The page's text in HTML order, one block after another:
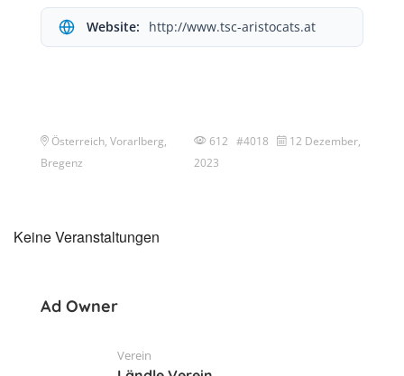
Website: http://www.tsc-aristocats.at
Österreich, Vorarlberg,
Bregenz
612 #4018
12 Dezember,
2023
Keine Veranstaltungen
Ad Owner
Verein